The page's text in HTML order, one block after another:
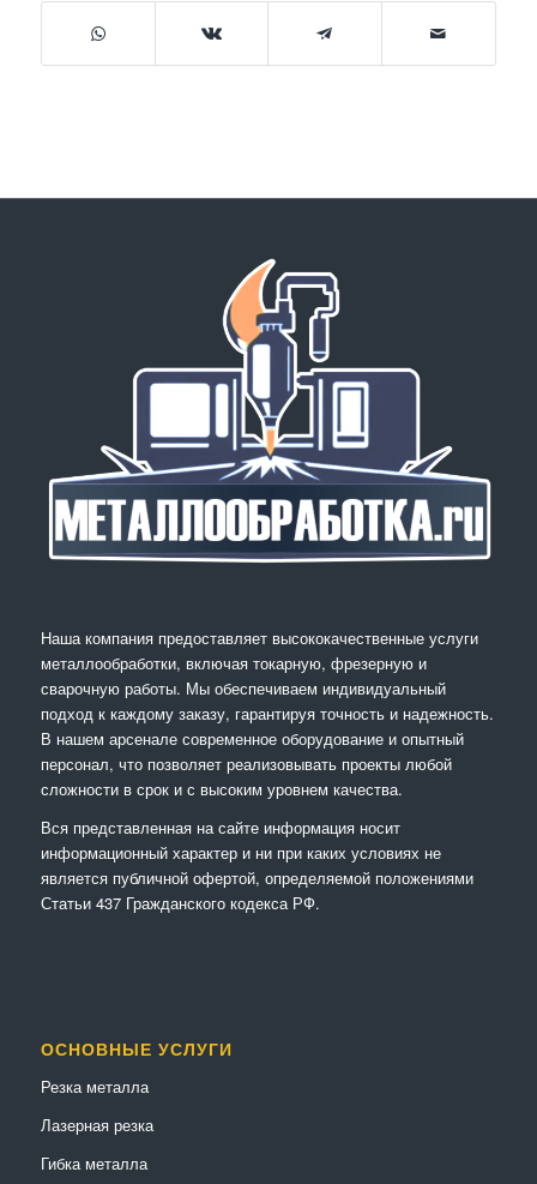
Наша компания предоставляет высококачественные услуги
металлообработки, включая токарную, фрезерную и
сварочную работы. Мы обеспечиваем индивидуальный
подход к каждому заказу, гарантируя точность и надежность.
В нашем арсенале современное оборудование и опытный
персонал, что позволяет реализовывать проекты любой
сложности в срок и с высоким уровнем качества.
Вся представленная на сайте информация носит
информационный характер и ни при каких условиях не
является публичной офертой, определяемой положениями
Статьи 437 Гражданского кодекса РФ.
ОСНОВНЫЕ УСЛУГИ
Резка металла
Лазерная резка
Гибка металла